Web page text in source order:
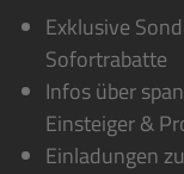
Exklusive
Sofortrabatte
Infos über
Einsteiger &
Einladungen